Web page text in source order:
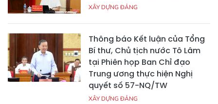
XÂY DỰNG ĐẢNG
Thông báo Kết luận của Tổng
Bí thư, Chủ tịch nước Tô Lâm
tại Phiên họp Ban Chỉ đạo
Trung ương thực hiện Nghị
quyết số 57-NQ/TW
XÂY DỰNG ĐẢNG